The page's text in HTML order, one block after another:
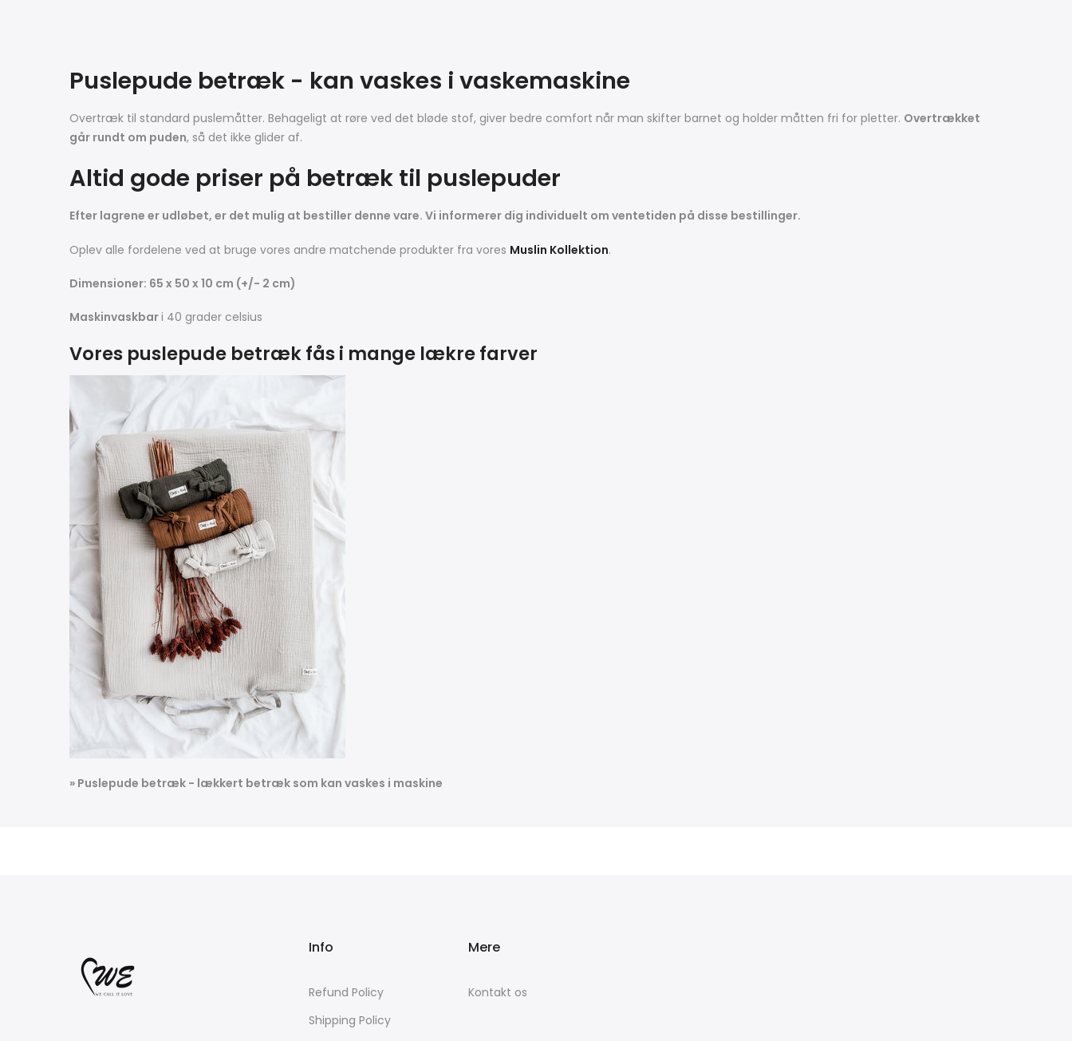
Puslepude betræk - kan vaskes i vaskemaskine
Overtræk til standard puslemåtter. Behageligt at røre ved det bløde stof, giver bedre comfort når man skifter barnet og holder måtten fri for pletter. Overtrækket
går rundt om puden, så det ikke glider af.
Altid gode priser på betræk til puslepuder
Efter lagrene er udløbet, er det mulig at bestiller denne vare. Vi informerer dig individuelt om ventetiden på disse bestillinger.
Oplev alle fordelene ved at bruge vores andre matchende produkter fra vores Muslin Kollektion.
Dimensioner: 65 x 50 x 10 cm (+/- 2 cm)
Maskinvaskbari 40 grader celsius
Vores puslepude betræk fås i mange lækre farver
» Puslepude betræk - lækkert betræk som kan vaskes i maskine
Info
Refund Policy
Shipping Policy
Mere
Kontakt os